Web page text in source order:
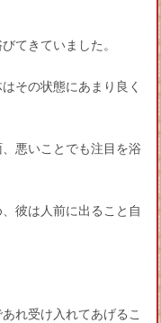
てきていました。
その状態にあまり良く
悪いことでも注目を浴
彼は人前に出ること自
れ受け入れてあげるこ